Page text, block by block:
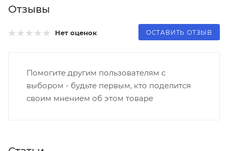
Отзывы
Нет оценок ОСТАВИТЬ ОТЗЫВ
Помогите другим пользователям с
выбором - будьте первым, кто поделится
своим мнением об этом товаре